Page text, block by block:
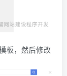
板，然后修改